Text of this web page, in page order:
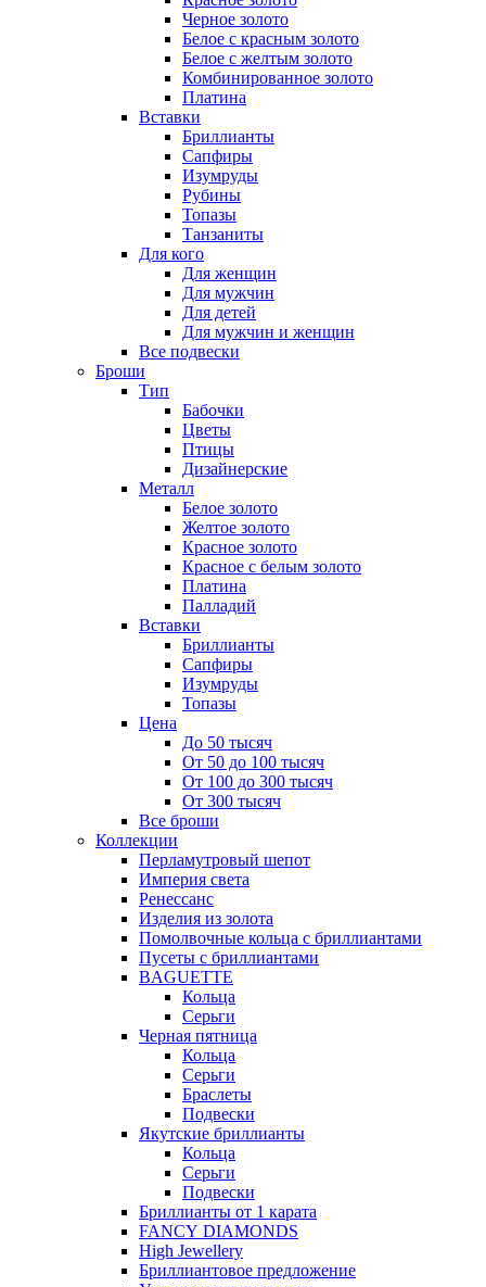
Черное золото
Белое с красным золото
Белое с желтым золото
Комбинированное золото
Платина
Вставки
Бриллианты
Сапфиры
Изумруды
Рубины
Топазы
Танзаниты
Для кого
Для женщин
Для мужчин
Для детей
Для мужчин и женщин
Все подвески
Броши
Тип
Бабочки
Цветы
Птицы
Дизайнерские
Металл
Белое золото
Желтое золото
Красное золото
Красное с белым золото
Платина
Палладий
Вставки
Бриллианты
Сапфиры
Изумруды
Топазы
Цена
До 50 тысяч
От 50 до 100 тысяч
От 100 до 300 тысяч
От 300 тысяч
Все броши
Коллекции
Перламутровый шепот
Империя света
Ренессанс
Изделия из золота
Помолвочные кольца с бриллиантами
Пусеты с бриллиантами
BAGUETTE
Кольца
Серьги
Черная пятница
Кольца
Серьги
Браслеты
Подвески
Якутские бриллианты
Кольца
Серьги
Подвески
Бриллианты от 1 карата
FANCY DIAMONDS
High Jewellery
Бриллиантовое предложение